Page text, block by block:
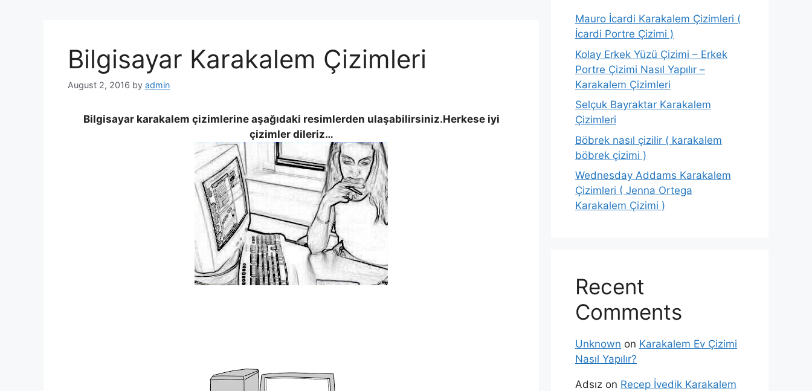
Bilgisayar Karakalem Çizimleri
August 2, 2016 by admin
Bilgisayar karakalem çizimlerine aşağıdaki resimlerden ulaşabilirsiniz.Herkese iyi
çizimler dileriz…
Mauro İcardi Karakalem Çizimleri (
İcardi Portre Çizimi )
Kolay Erkek Yüzü Çizimi – Erkek
Portre Çizimi Nasıl Yapılır –
Karakalem Çizimleri
Selçuk Bayraktar Karakalem
Çizimleri
Böbrek nasıl çizilir ( karakalem
böbrek çizimi )
Wednesday Addams Karakalem
Çizimleri ( Jenna Ortega
Karakalem Çizimi )
Recent
Comments
Unknown on Karakalem Ev Çizimi
Nasıl Yapılır?
Adsız on Recep İvedik Karakalem